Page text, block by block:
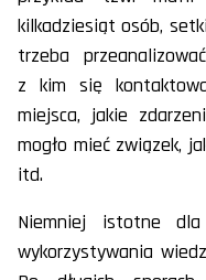
kilkadziesiąt osób,
trzeba
z kim się
miejsca, jakie
mogło mieć związek,
itd.
Niemniej istotne
wykorzystywania